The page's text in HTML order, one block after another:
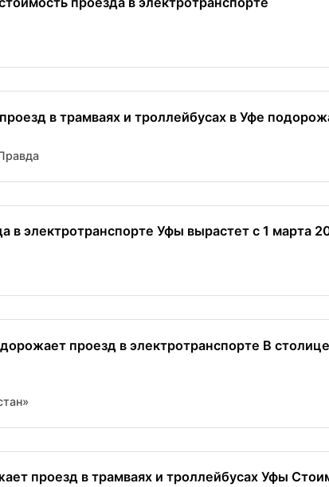
в трамваях и троллейбусах в Уфе
в электротранспорте Уфы вырастет с 1 марта
проезд в электротранспорте В столице
проезд в трамваях и троллейбусах Уфы